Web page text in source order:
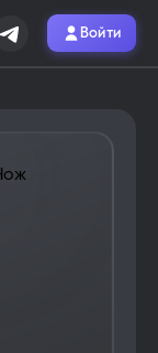
Войти